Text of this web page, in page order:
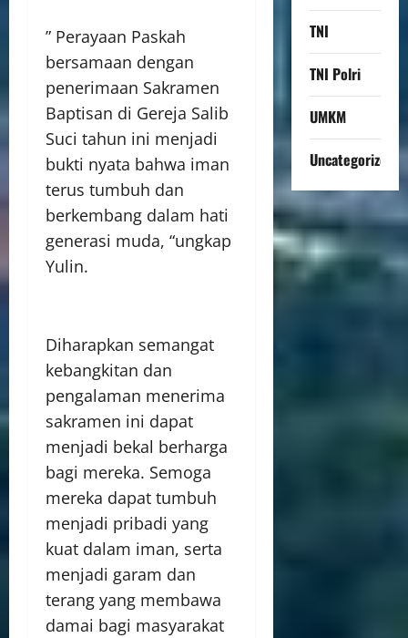
” Perayaan Paskah
bersamaan dengan
penerimaan Sakramen
Baptisan di Gereja Salib
Suci tahun ini menjadi
bukti nyata bahwa iman
terus tumbuh dan
berkembang dalam hati
generasi muda, “ungkap
Yulin.
Diharapkan semangat
kebangkitan dan
pengalaman menerima
sakramen ini dapat
menjadi bekal berharga
bagi mereka. Semoga
mereka dapat tumbuh
menjadi pribadi yang
kuat dalam iman, serta
menjadi garam dan
terang yang membawa
damai bagi masyarakat
TNI
TNI Polri
UMKM
Uncategorized